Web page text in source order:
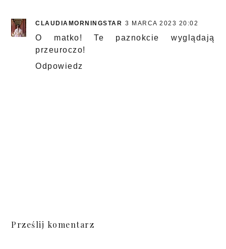
CLAUDIAMORNINGSTAR 3 MARCA 2023 20:02
O matko! Te paznokcie wyglądają
przeuroczo!
Odpowiedz
Prześlij komentarz